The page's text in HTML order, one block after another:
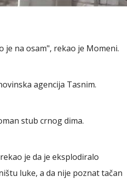
je na osam", rekao je Momeni.
agencija Tasnim.
stub crnog dima.
je da je eksplodiralo
luke, a da nije poznat tačan